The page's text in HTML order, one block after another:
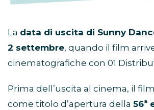
La data di uscita di Sunny
2 settembre, quando il film
cinematografiche con 01
Prima dell’uscita al cinema, il
come titolo d’apertura della 56ª